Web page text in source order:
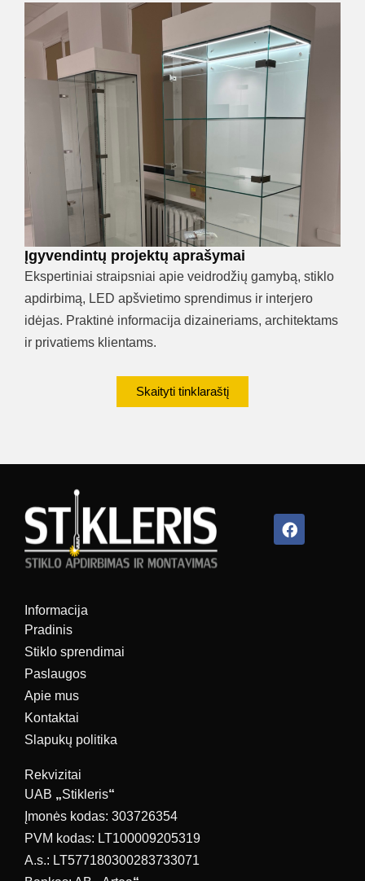
Įgyvendintų projektų aprašymai
Ekspertiniai straipsniai apie veidrodžių gamybą, stiklo
apdirbimą, LED apšvietimo sprendimus ir interjero
idėjas. Praktinė informacija dizaineriams, architektams
ir privatiems klientams.
Skaityti tinklaraštį
Facebook
Informacija
Pradinis
Stiklo sprendimai
Paslaugos
Apie mus
Kontaktai
Slapukų politika
Rekvizitai
UAB „Stikleris“
Įmonės kodas: 303726354
PVM kodas: LT100009205319
A.s.: LT577180300283733071